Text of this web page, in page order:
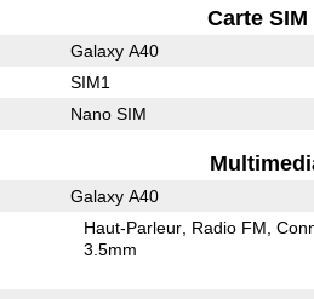
Carte SIM
Galaxy A40
SIM1
Nano SIM
Galaxy A40
Haut-Parleur Radio FM
3.5mm